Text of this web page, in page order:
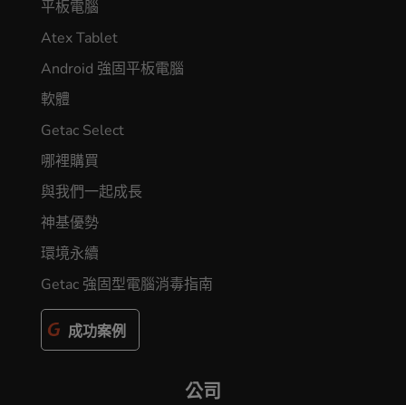
平板電腦
Atex Tablet
Android 強固平板電腦
軟體
Getac Select
哪裡購買
與我們一起成長
神基優勢
環境永續
Getac 強固型電腦消毒指南
成功案例
公司